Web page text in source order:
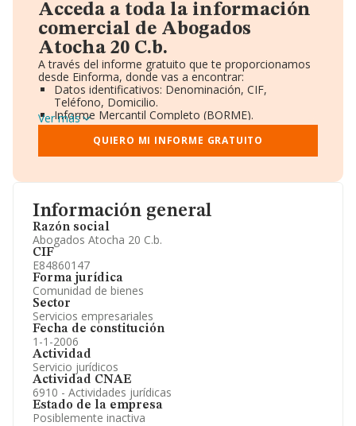
Información general
Razón social
Abogados Atocha 20 C.b.
CIF
E84860147
Forma jurídica
Comunidad de bienes
Sector
Servicios empresariales
Fecha de constitución
1-1-2006
Actividad
Servicio jurídicos
Actividad CNAE
6910 - Actividades jurídicas
Estado de la empresa
Posiblemente inactiva
Acceda a toda la información
comercial de Abogados
Atocha 20 C.b.
A través del informe gratuito que te proporcionamos
desde Einforma, donde vas a encontrar:
Datos identificativos: Denominación, CIF,
Teléfono, Domicilio.
Informe Mercantil Completo (BORME).
Gráficos de Evolución Ventas y Empleados.
Consejo de Administración y Administradores.
Directivos y Ejecutivos.
Información oficial y registral complementaria.
Ver más
QUIERO MI INFORME GRATUITO